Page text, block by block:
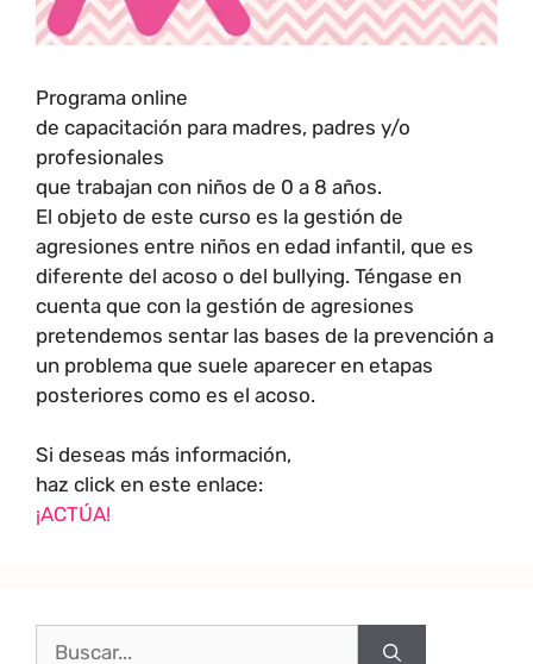
Programa online
de capacitación para madres, padres y/o
profesionales
que trabajan con niños de 0 a 8 años.
El objeto de este curso es la gestión de
agresiones entre niños en edad infantil, que es
diferente del acoso o del bullying. Téngase en
cuenta que con la gestión de agresiones
pretendemos sentar las bases de la prevención a
un problema que suele aparecer en etapas
posteriores como es el acoso.
Si deseas más información,
haz click en este enlace:
¡ACTÚA!